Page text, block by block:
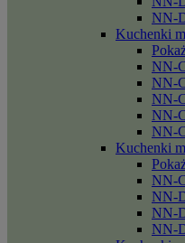
NN-
Kuchenki
NN-
NN-
NN-
NN-
NN-
Kuchenki
NN-
NN-
NN-
NN-